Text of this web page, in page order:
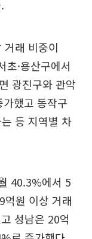
래 비중이
·용산구에서
광진구와 관악
했고 동작구
등 지역별 차
40.3%에서 5
원 이상 거래
성남은 20억